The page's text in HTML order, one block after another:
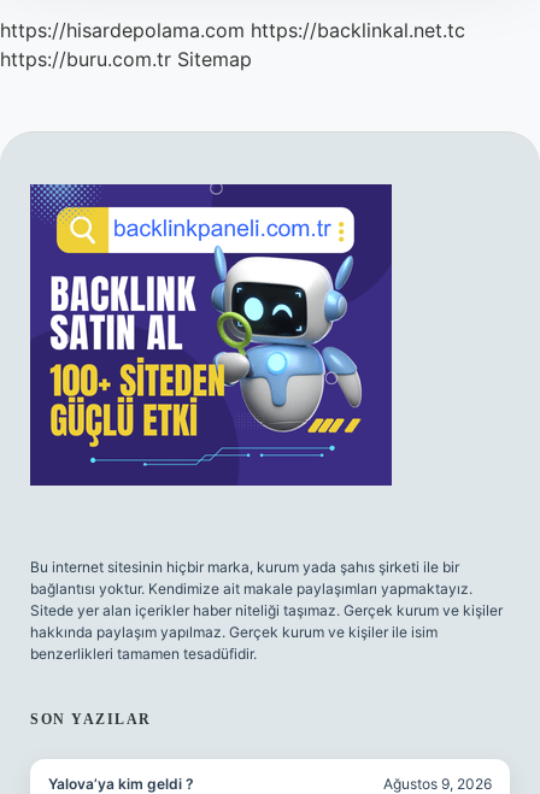
https://hisardepolama.com https://backlinkal.net.tc
https://buru.com.tr Sitemap
SIDEBAR
Bu internet sitesinin hiçbir marka, kurum yada şahıs şirketi ile bir
bağlantısı yoktur. Kendimize ait makale paylaşımları yapmaktayız.
Sitede yer alan içerikler haber niteliği taşımaz. Gerçek kurum ve kişiler
hakkında paylaşım yapılmaz. Gerçek kurum ve kişiler ile isim
benzerlikleri tamamen tesadüfidir.
SON YAZILAR
Yalova’ya kim geldi ? Ağustos 9, 2026